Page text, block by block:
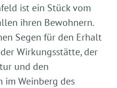
ist ein Stück vom
ihren Bewohnern.
Segen für den Erhalt
Wirkungsstätte, der
und den
im Weinberg des